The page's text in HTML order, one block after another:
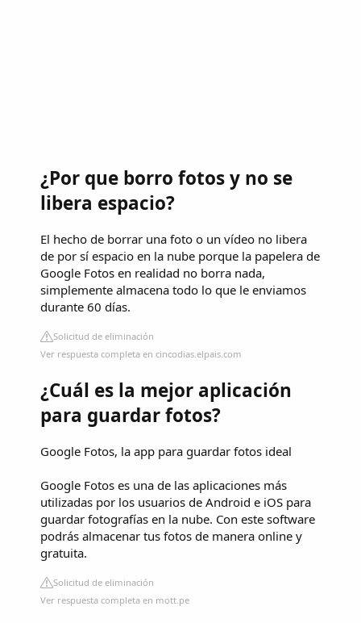
¿Por que borro fotos y no se
libera espacio?
El hecho de borrar una foto o un vídeo no libera
de por sí espacio en la nube porque la papelera de
Google Fotos en realidad no borra nada,
simplemente almacena todo lo que le enviamos
durante 60 días.
Solicitud de eliminación
Ver respuesta completa en cincodias.elpais.com
¿Cuál es la mejor aplicación
para guardar fotos?
Google Fotos, la app para guardar fotos ideal
Google Fotos es una de las aplicaciones más
utilizadas por los usuarios de Android e iOS para
guardar fotografías en la nube. Con este software
podrás almacenar tus fotos de manera online y
gratuita.
Solicitud de eliminación
Ver respuesta completa en mott.pe